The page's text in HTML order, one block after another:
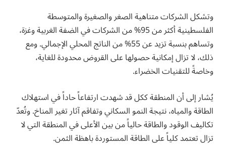
وتشكل الشركات متناهية الصغر والصغيرة والمتوسطة
الفلسطينية أكثر من 95% من الشركات في الضفة الغربية وغزة،
وتساهم بنسبة تزيد عن 55% من الناتج المحلي الإجمالي. ومع
ذلك، لا تزال إمكانية حصولها على القروض محدودة للغاية،
وخاصةً للتقنيات الخضراء.
يُشار إلى أن المنطقة ككل قد شهدت ارتفاعاً حاداً في استهلاك
الطاقة والمياه، نتيجة النمو السكاني وتفاقم آثار تغير المناخ. وتُعدّ
تكاليف الوقود والطاقة حالياً من بين الأعلى في المنطقة التي لا
تزال تعتمد كلياً على الطاقة المستوردة باهظة الثمن.